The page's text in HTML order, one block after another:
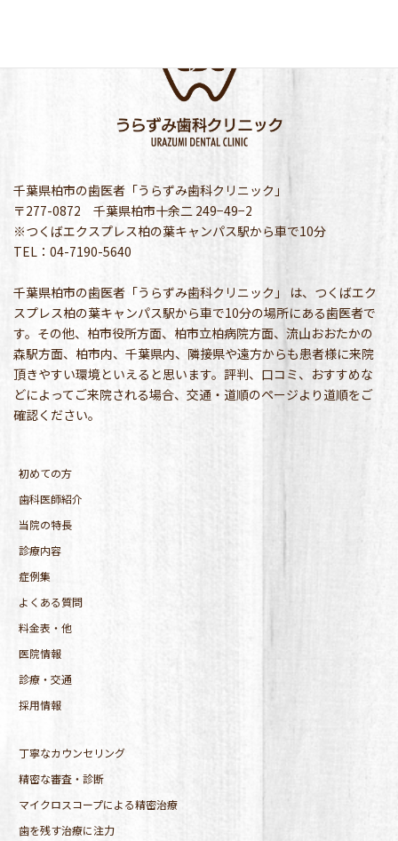
千葉県柏市の歯医者「うらずみ歯科クリニック」
〒277-0872 千葉県柏市十余二 249−49−2
※つくばエクスプレス柏の葉キャンパス駅から車で10分
TEL：04-7190-5640
千葉県柏市の歯医者「うらずみ歯科クリニック」 は、つくばエク
スプレス柏の葉キャンパス駅から車で10分の場所にある歯医者で
す。その他、柏市役所方面、柏市立柏病院方面、流山おおたかの
森駅方面、柏市内、千葉県内、隣接県や遠方からも患者様に来院
頂きやすい環境といえると思います。評判、口コミ、おすすめな
どによってご来院される場合、交通・道順のページより道順をご
確認ください。
初めての方
歯科医師紹介
当院の特長
診療内容
症例集
よくある質問
料金表・他
医院情報
診療・交通
採用情報
丁寧なカウンセリング
精密な審査・診断
マイクロスコープによる精密治療
歯を残す治療に注力